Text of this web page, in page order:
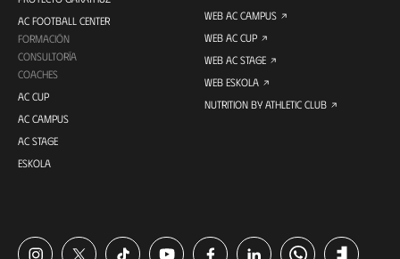
AC FOOTBALL CENTER
FORMACIÓN
CONSULTORÍA
COACHES
AC CUP
AC CAMPUS
AC STAGE
ESKOLA
WEB AC CAMPUS
WEB AC CUP
WEB AC STAGE
WEB ESKOLA
NUTRITION BY ATHLETIC CLUB